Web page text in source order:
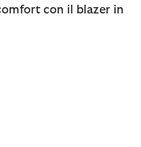
con il blazer in